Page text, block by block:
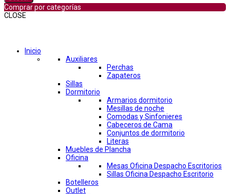
Comprar por categorías
CLOSE
Inicio
Auxiliares
Perchas
Zapateros
Sillas
Dormitorio
Armarios dormitorio
Mesillas de noche
Comodas y Sinfonieres
Cabeceros de Cama
Conjuntos de dormitorio
Literas
Muebles de Plancha
Oficina
Mesas Oficina Despacho Escritorios
Sillas Oficina Despacho Escritorio
Botelleros
Outlet